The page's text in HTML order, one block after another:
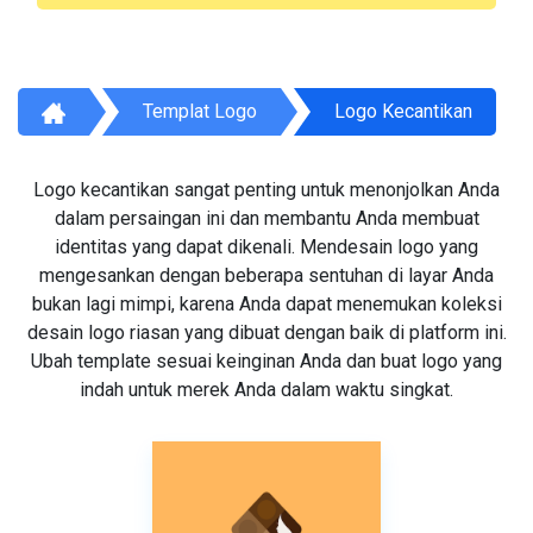
Templat Logo Logo Kecantikan
Logo kecantikan sangat penting untuk menonjolkan Anda
dalam persaingan ini dan membantu Anda membuat
identitas yang dapat dikenali. Mendesain logo yang
mengesankan dengan beberapa sentuhan di layar Anda
bukan lagi mimpi, karena Anda dapat menemukan koleksi
desain logo riasan yang dibuat dengan baik di platform ini.
Ubah template sesuai keinginan Anda dan buat logo yang
indah untuk merek Anda dalam waktu singkat.